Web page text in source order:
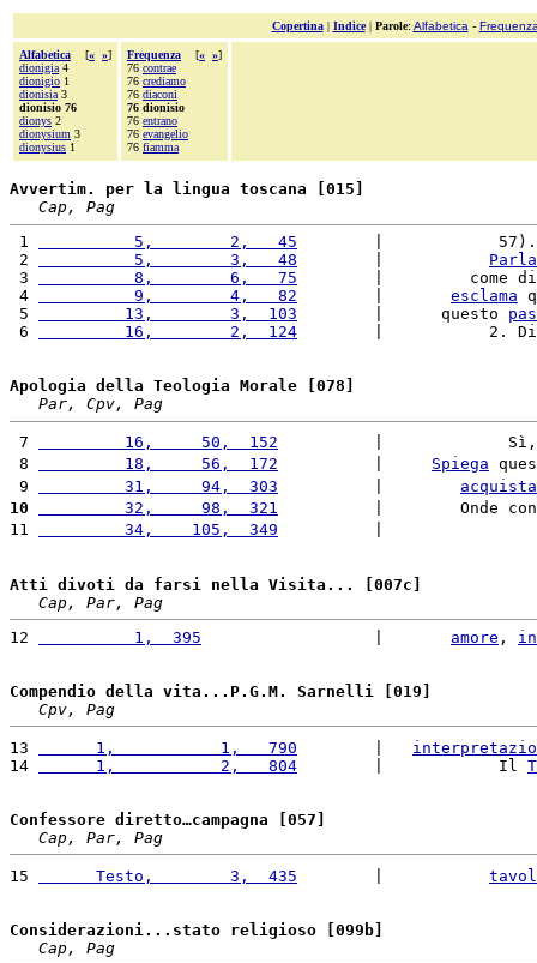
Copertina| Indice| Parole: Alfabetica -
Alfabetica [« »]
dionigia 4
dionigio 1
dionisia 3
dionisio 76
dionys 2
dionysium 3
dionysius 1
Frequenza [« »]
76 contrae
76 crediamo
76 diaconi
76 dionisio
76 entrano
76 evangelio
76 fiamma
Avvertim. per la lingua toscana [015]
Cap, Pag
1
          5,        2,   45
|
2
          5,        3,   48
Parla
3
          8,        6,   75
|         come
4
          9,        4,   82
esclama
5
         13,        3,  103
        |      questo
6
         16,        2,  124
|           2.
Apologia della Teologia Morale [078]
Par, Cpv, Pag
7
         16,     50,  152
|
8
         18,     56,  172
Spiega
9
         31,     94,  303
10
         32,     98,  321
|        Onde
11
         34,    105,  349
Atti divoti da farsi nella Visita... [007c]
Cap, Par, Pag
12
          1,  395
amore ,
Compendio della vita...P.G.M. Sarnelli [019]
Cpv, Pag
13
      1,           1,   790
14
      1,           2,   804
        |            Il
Confessore diretto…campagna [057]
Cap, Par, Pag
15
      Testo,        3,  435
Considerazioni...stato religioso [099b]
Cap, Pag